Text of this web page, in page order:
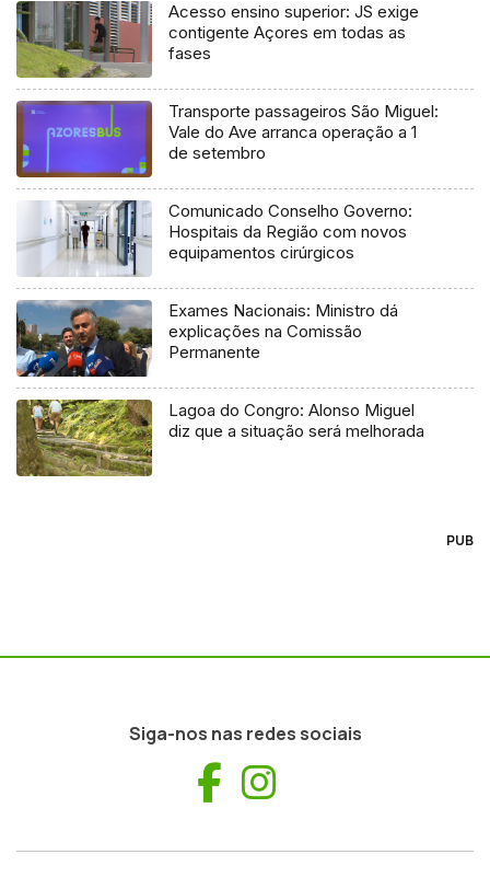
Acesso ensino superior: JS exige
contigente Açores em todas as
fases
Transporte passageiros São Miguel:
Vale do Ave arranca operação a 1
de setembro
Comunicado Conselho Governo:
Hospitais da Região com novos
equipamentos cirúrgicos
Exames Nacionais: Ministro dá
explicações na Comissão
Permanente
Lagoa do Congro: Alonso Miguel
diz que a situação será melhorada
PUB
Siga-nos nas redes sociais
Facebook